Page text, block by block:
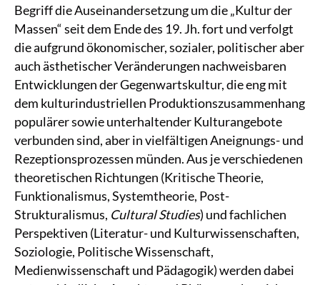
Begriff die Auseinandersetzung um die „Kultur der
Massen“ seit dem Ende des 19. Jh. fort und verfolgt
die aufgrund ökonomischer, sozialer, politischer aber
auch ästhetischer Veränderungen nachweisbaren
Entwicklungen der Gegenwartskultur, die eng mit
dem kulturindustriellen Produktionszusammenhang
populärer sowie unterhaltender Kulturangebote
verbunden sind, aber in vielfältigen Aneignungs- und
Rezeptionsprozessen münden. Aus je verschiedenen
theoretischen Richtungen (Kritische Theorie,
Funktionalismus, Systemtheorie, Post-
Strukturalismus, Cultural Studies) und fachlichen
Perspektiven (Literatur- und Kulturwissenschaften,
Soziologie, Politische Wissenschaft,
Medienwissenschaft und Pädagogik) werden dabei